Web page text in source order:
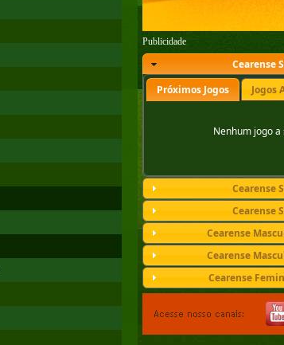
Publicidade
Cearense
Próximos Jogos
Jogos
Nenhum jogo
Cearense
Cearense
Cearense
Cearense
Cearense